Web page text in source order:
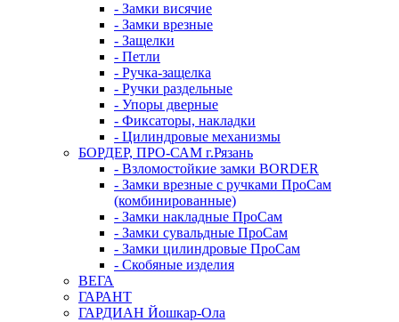
- Замки висячие
- Замки врезные
- Защелки
- Петли
- Ручка-защелка
- Ручки раздельные
- Упоры дверные
- Фиксаторы, накладки
- Цилиндровые механизмы
БОРДЕР, ПРО-САМ г.Рязань
- Взломостойкие замки BORDER
- Замки врезные с ручками ПроСам
(комбинированные)
- Замки накладные ПроСам
- Замки сувальдные ПроСам
- Замки цилиндровые ПроСам
- Скобяные изделия
ВЕГА
ГАРАНТ
ГАРДИАН Йошкар-Ола